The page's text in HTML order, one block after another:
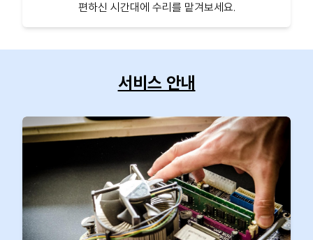
편하신 시간대에 수리를 맡겨보세요.
서비스 안내